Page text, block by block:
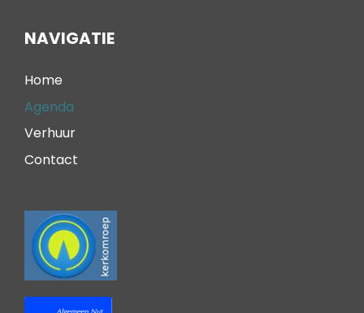
NAVIGATIE
Home
Agenda
Verhuur
Contact